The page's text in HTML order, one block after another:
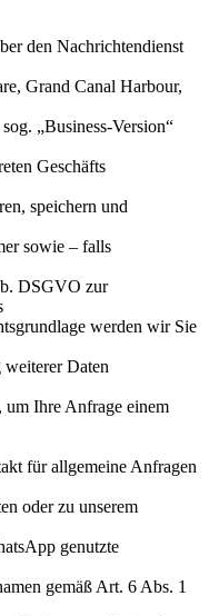
den Nachrichtendienst
Grand Canal Harbour,
„Business-Version“
Geschäfts
speichern und
sowie – falls
DSGVO zur
werden wir Sie
weiterer Daten
um Ihre Anfrage einem
für allgemeine Anfragen
oder zu unserem
genutzte
gemäß Art. 6 Abs. 1